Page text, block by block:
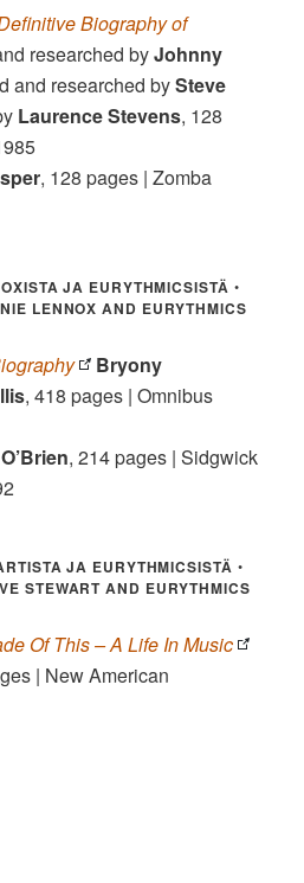
Biography of
researched byJohnny
and researched bySteve
Laurence Stevens, 128
, 128 pages | Zomba
JA EURYTHMICSISTÄ •
LENNOX AND EURYTHMICS
Bryony
, 418 pages | Omnibus
, 214 pages | Sidgwick
JA EURYTHMICSISTÄ •
STEWART AND EURYTHMICS
Of This – A Life In Music
| New American